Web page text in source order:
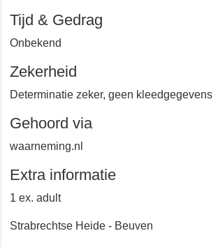
Tijd & Gedrag
Onbekend
Zekerheid
Determinatie zeker, geen kleedgegevens
Gehoord via
waarneming.nl
Extra informatie
1 ex. adult
Strabrechtse Heide - Beuven